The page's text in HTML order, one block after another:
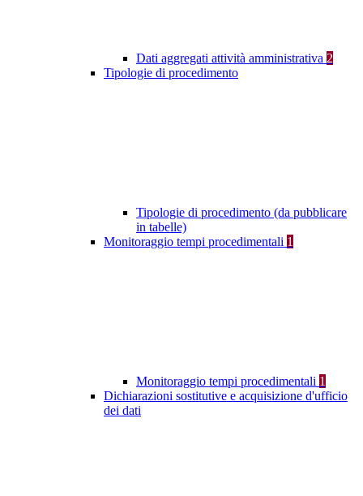
Dati aggregati attività amministrativa 2
Tipologie di procedimento
Tipologie di procedimento (da pubblicare
in tabelle)
Monitoraggio tempi procedimentali 1
Monitoraggio tempi procedimentali 1
Dichiarazioni sostitutive e acquisizione d'ufficio
dei dati